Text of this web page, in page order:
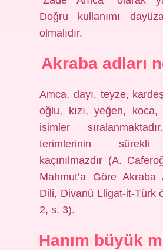
Doğru kullanımı
olmalıdır.
Akraba adları
Amca, dayı, teyze,
oğlu, kızı, yeğen,
isimler
terimlerinin sürekli
kaçınılmazdır (A.
Mahmut’a Göre Akraba
Dili, Divanü Lligat-it-Türk
2, s. 3).
Hanım büyük